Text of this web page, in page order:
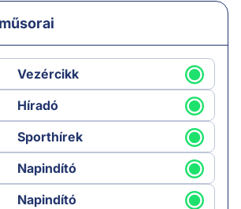
Vezércikk
Híradó
Sporthírek
Napindító
Napindító